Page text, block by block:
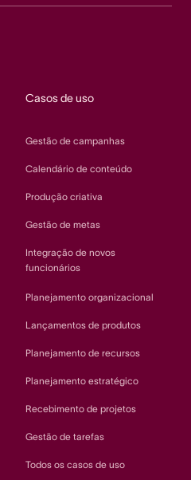
Casos de uso
Gestão de campanhas
Calendário de conteúdo
Produção criativa
Gestão de metas
Integração de novos
funcionários
Planejamento organizacional
Lançamentos de produtos
Planejamento de recursos
Planejamento estratégico
Recebimento de projetos
Gestão de tarefas
Todos os casos de uso